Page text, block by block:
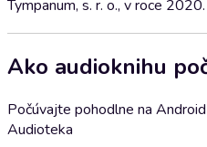
Tympanum, s. r. o., v roce 2020.
Ako audioknihu
Počúvajte pohodlne na
Audioteka